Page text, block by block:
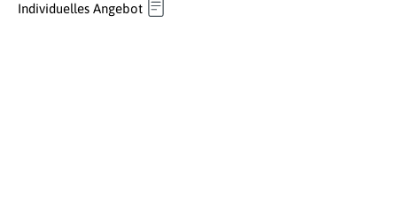
Individuelles Angebot